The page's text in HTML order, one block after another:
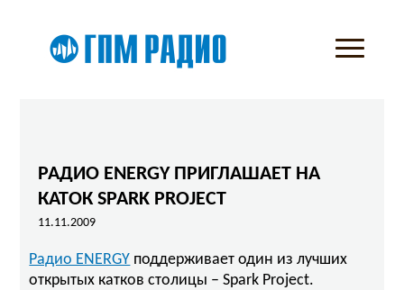
РАДИО ENERGY ПРИГЛАШАЕТ НА
КАТОК SPARK PROJECT
11.11.2009
Радио ENERGY поддерживает один из лучших
открытых катков столицы – Spark Project.